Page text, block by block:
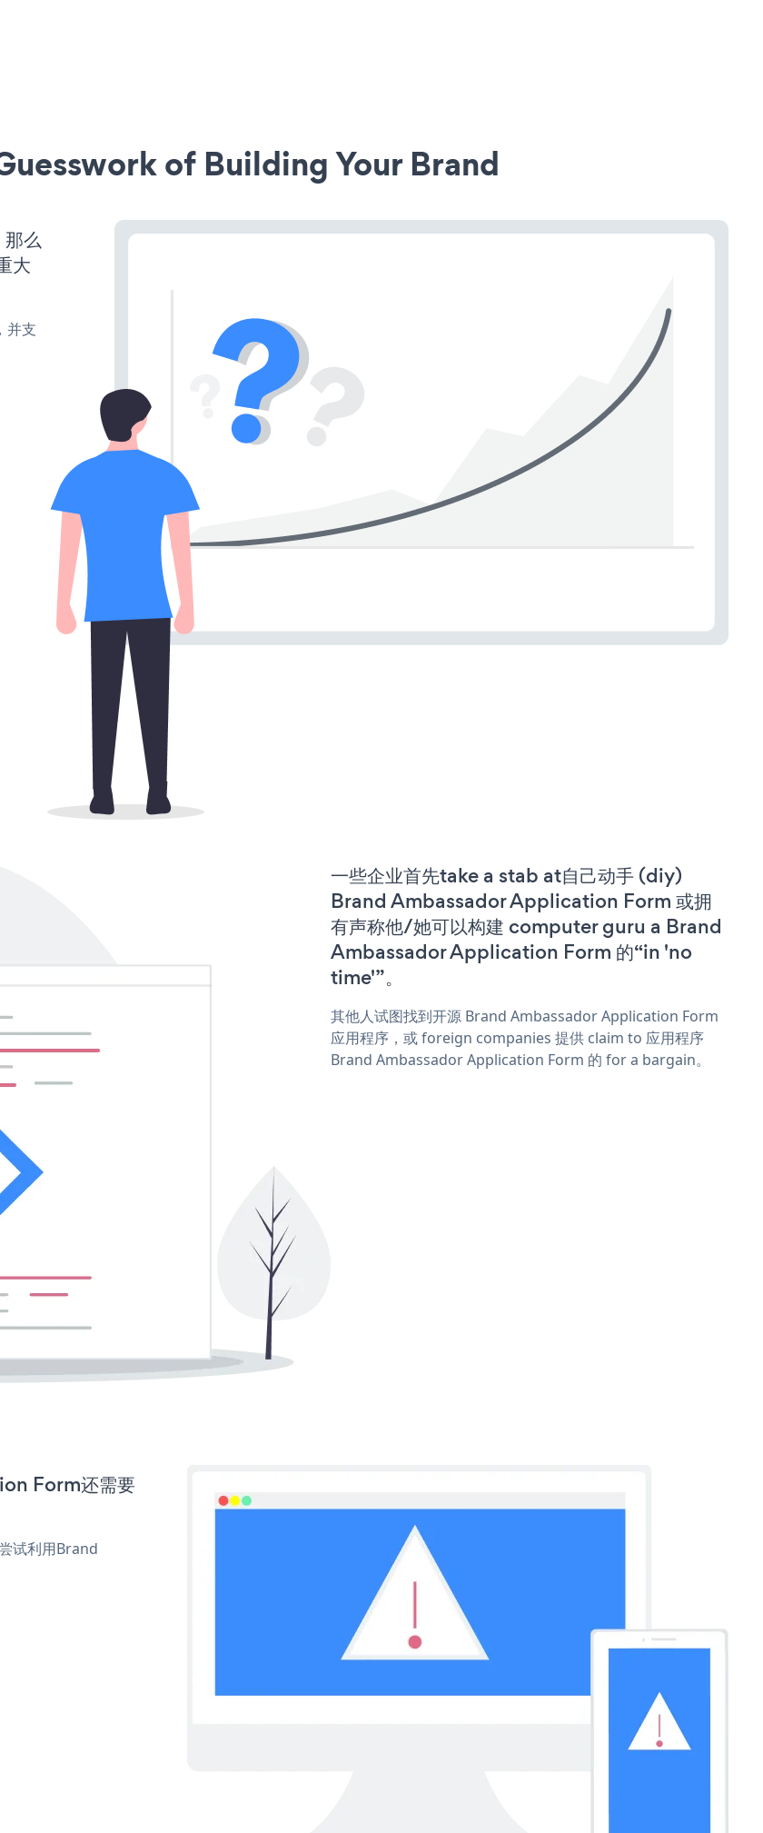
of Building Your Brand
么
大
并支
一些企业首先take a stab at自己动手 (diy)
Brand Ambassador Application Form 或拥
有声称他/她可以构建 computer guru a Brand
Ambassador Application Form 的“in 'no
time'”。
其他人试图找到开源 Brand Ambassador Application Form
应用程序，或 foreign companies 提供 claim to 应用程序
Brand Ambassador Application Form 的 for a bargain。
Form还需要
试利用Brand